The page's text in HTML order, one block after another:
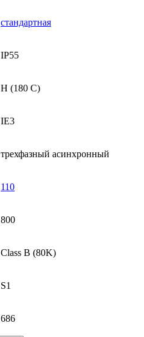
стандартная
IP55
H (180 C)
IE3
трехфазный асинхронный
110
800
Class B (80K)
S1
686